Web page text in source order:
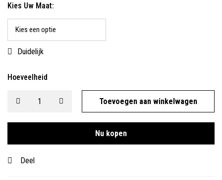
Kies Uw Maat:
Duidelijk
Hoeveelheid
Toevoegen aan winkelwagen
Nu kopen
Deel